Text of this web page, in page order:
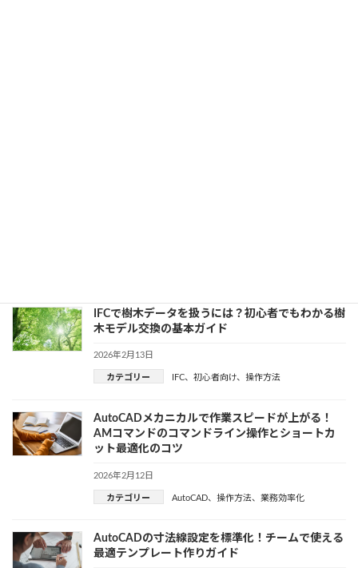
IFCで樹木データを扱うには？初心者でもわかる樹
木モデル交換の基本ガイド
2026年2月13日
カテゴリー IFC、 初心者向け、 操作方法
AutoCADメカニカルで作業スピードが上がる！
AMコマンドのコマンドライン操作とショートカ
ット最適化のコツ
2026年2月12日
カテゴリー AutoCAD、 操作方法、 業務効率化
AutoCADの寸法線設定を標準化！チームで使える
最適テンプレート作りガイド